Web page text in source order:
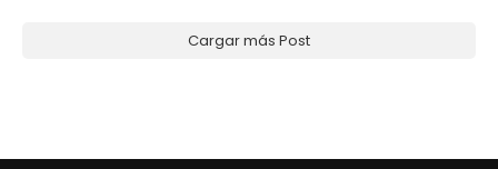
Cargar más Post